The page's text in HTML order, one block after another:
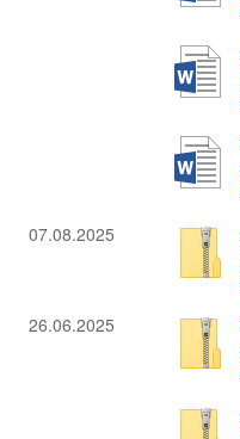
07.08.2025
26.06.2025